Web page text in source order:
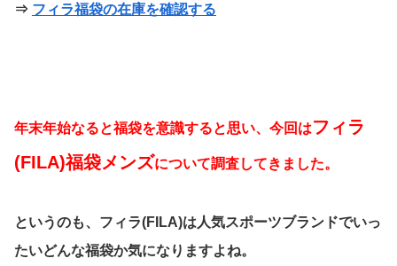
⇒ フィラ福袋の在庫を確認する
年末年始なると福袋を意識すると思い、今回はフィラ
(FILA)福袋メンズについて調査してきました。
というのも、フィラ(FILA)は人気スポーツブランドでいっ
たいどんな福袋か気になりますよね。